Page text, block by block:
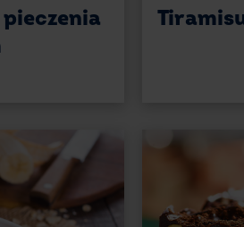
przepisu można przygotować
cukier miodem spadziowym.
dzięki czemu stworzysz deser,
ma bowiem zachwycać przede
czekoladowy – miej go